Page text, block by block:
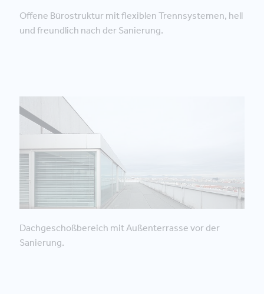
Offene Bürostruktur mit flexiblen Trennsystemen, hell
und freundlich nach der Sanierung.
Dachgeschoßbereich mit Außenterrasse vor der
Sanierung.